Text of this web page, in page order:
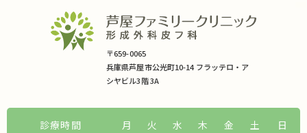
〒659-0065
兵庫県芦屋市公光町10-14 フラッテロ・ア
シヤビル3階 3A
診療時間 月 火 水 木 金 土 日